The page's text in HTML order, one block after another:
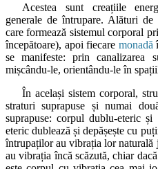
Acestea sunt creațiile
generale de întrupare. Alături de
care formează sistemul corporal
începătoare), apoi fiecare monadă
se manifeste: prin canalizarea
mișcându-le, orientându-le în
În același sistem corporal,
straturi suprapuse și numai
suprapuse: corpul dublu-eteric
eteric dublează și depășește cu
întrupaților au vibrația lor
au vibrația încă scăzută, chiar